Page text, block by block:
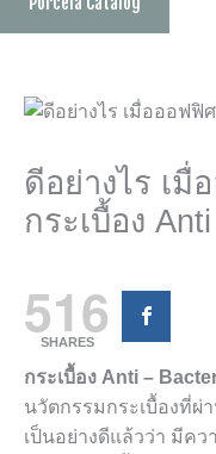
ดีอย่างไร เ
กระเบื้อง
516
SHARES
กระเบื้อง Anti –
นวัตกรรมกระเบื้องที่ผ่
เป็นอย่างดีแล้วว่า มีค